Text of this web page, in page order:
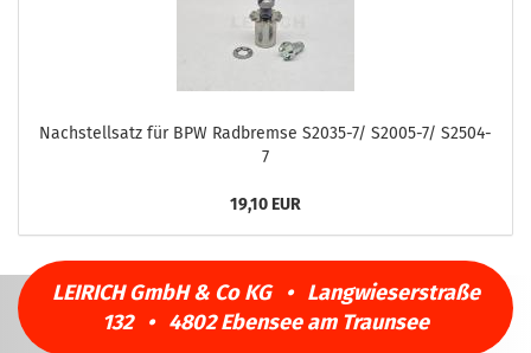
Nachstellsatz für BPW Radbremse S2035-7/ S2005-7/ S2504-
7
19,10 EUR
LEIRICH GmbH & Co KG • Langwieserstraße
132 • 4802 Ebensee am Traunsee